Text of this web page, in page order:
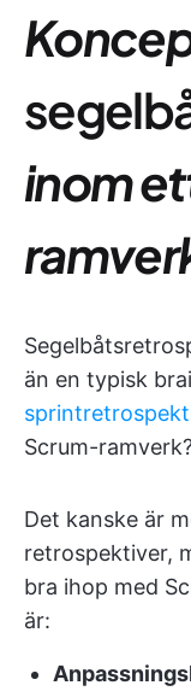
inom
än en typisk
Scrum-
Det kanske är
retrospektiver,
bra ihop med
är: